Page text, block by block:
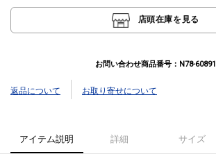
店頭在庫を見る
お問い合わせ商品番号： N78-60891
返品について お取り寄せについて
アイテム説明 詳細 サイズ